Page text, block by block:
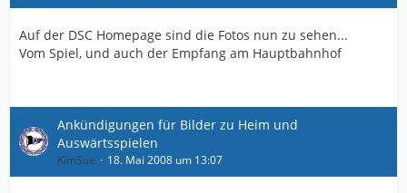
Auf der DSC Homepage sind die Fotos nun zu sehen...
Vom Spiel, und auch der Empfang am Hauptbahnhof
Ankündigungen für Bilder zu Heim und
Auswärtsspielen
KimSue 18. Mai 2008 um 13:07